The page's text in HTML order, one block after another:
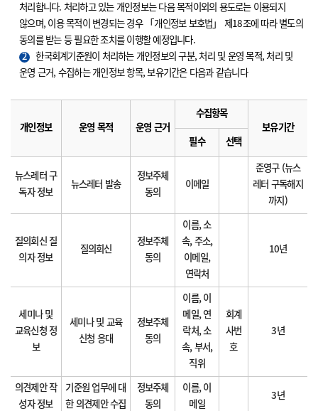
처리합니다. 처리하고 있는 개인정보는 다음 목적이외의 용도로는 이용되지
않으며, 이용 목적이 변경되는 경우 「개인정보 보호법」 제18조에 따라 별도의
동의를 받는 등 필요한 조치를 이행할 예정입니다.
2
한국회계기준원이 처리하는 개인정보의 구분, 처리 및 운영 목적, 처리 및
운영 근거, 수집하는 개인정보 항목, 보유기간은 다음과 같습니다
개인정보 운영 목적 운영 근거
수집항목
보유기간
필수
선택
뉴스레터 구
독자 정보
뉴스레터 발송
정보주체
동의
이메일
준영구 (뉴스
레터 구독해지
까지)
질의회신 질
의자 정보
질의회신
정보주체
동의
이름, 소
속, 주소,
이메일,
연락처
10년
세미나 및
교육신청 정
보
세미나 및 교육
신청 응대
정보주체
동의
이름, 이
메일, 연
락처, 소
속, 부서,
직위
회계
사번
호
3년
의견제안 작
성자 정보
기준원 업무에 대
한 의견제안 수집
정보주체
동의
이름, 이
메일
3년